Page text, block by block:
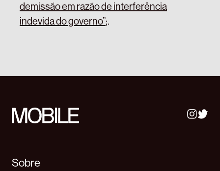
demissão em razão de interferência
indevida do governo”;.
Sobre